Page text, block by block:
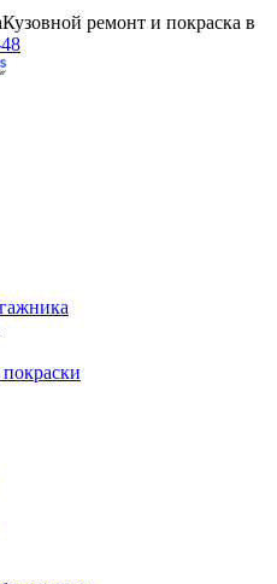
Кузовной ремонт и покраска в